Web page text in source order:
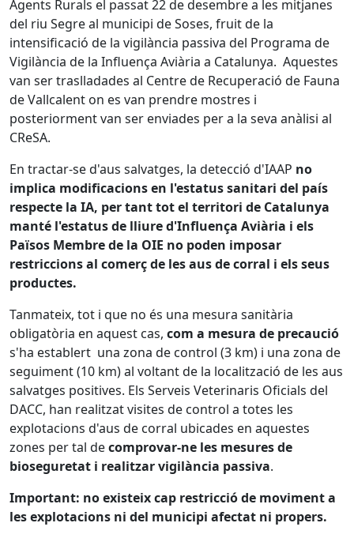
Agents Rurals el passat 22 de desembre a les mitjanes
del riu Segre al municipi de Soses, fruit de la
intensificació de la vigilància passiva del Programa de
Vigilància de la Influença Aviària a Catalunya. Aquestes
van ser traslladades al Centre de Recuperació de Fauna
de Vallcalent on es van prendre mostres i
posteriorment van ser enviades per a la seva anàlisi al
CReSA.
En tractar-se d'aus salvatges, la detecció d'IAAP no
implica modificacions en l'estatus sanitari del país
respecte la IA, per tant tot el territori de Catalunya
manté l'estatus de lliure d'Influença Aviària i els
Països Membre de la OIE no poden imposar
restriccions al comerç de les aus de corral i els seus
productes.
Tanmateix, tot i que no és una mesura sanitària
obligatòria en aquest cas, com a mesura de precaució
s'ha establert una zona de control (3 km) i una zona de
seguiment (10 km) al voltant de la localització de les aus
salvatges positives. Els Serveis Veterinaris Oficials del
DACC, han realitzat visites de control a totes les
explotacions d'aus de corral ubicades en aquestes
zones per tal decomprovar-ne les mesures de
bioseguretat i realitzar vigilància passiva.
Important: no existeix cap restricció de moviment a
les explotacions ni del municipi afectat ni propers.